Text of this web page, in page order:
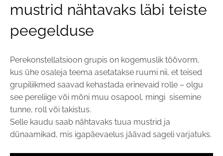
mustrid nähtavaks läbi teiste
peegelduse
Perekonstellatsioon grupis on kogemuslik töövorm,
kus ühe osaleja teema asetatakse ruumi nii, et teised
grupiliikmed saavad kehastada erinevaid rolle – olgu
see pereliige või mõni muu osapool, mingi sisemine
tunne, roll või takistus.
Selle kaudu saab nähtavaks tuua mustrid ja
dünaamikad, mis igapäevaelus jäävad sageli varjatuks.